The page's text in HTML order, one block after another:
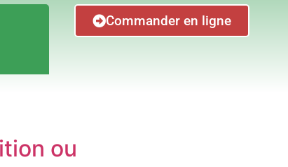
Commander en ligne
ou